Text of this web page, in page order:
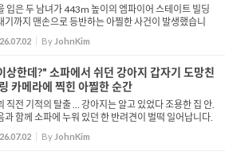
입은 두 남녀가 443m 높이의 엠파이어 스테이트 빌딩
기까지 맨손으로 등반하는 아찔한 사건이 발생했습니
첨탑 위에서 두 사람은 "사랑의 힘이 권력에 대한 사랑을
상은 평화를 알게 된다"라는 명언이 적힌 평화 지지 ...
By JohnKim
상한데?" 소파에서 쉬던 강아지 갑자기 도망친
카메라에 찍힌 아찔한 순간
직전 기적의 탈출 ... 강아지는 알고 있었다 조용한 집 안.
과 함께 소파에 누워 있던 한 반려견이 벌떡 일어납니다.
치로 두리번거리던 반려견은 황급히 소파 팔걸이를 넘
가 달아납니다. 그리고 그때, 천장이 무너져 내...
By JohnKim